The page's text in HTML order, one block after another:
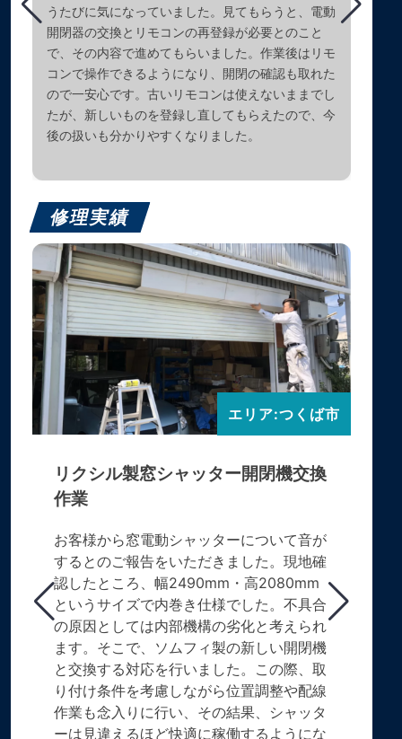
うたびに気になっていました。見てもらうと、電動
開閉器の交換とリモコンの再登録が必要とのこと
で、その内容で進めてもらいました。作業後はリモ
コンで操作できるようになり、開閉の確認も取れた
ので一安心です。古いリモコンは使えないままでし
たが、新しいものを登録し直してもらえたので、今
後の扱いも分かりやすくなりました。
修理実績
エリア:つくば市
リクシル製窓シャッター開閉機交換
作業
お客様から窓電動シャッターについて音が
するとのご報告をいただきました。現地確
認したところ、幅2490mm・高2080mm
というサイズで内巻き仕様でした。不具合
の原因としては内部機構の劣化と考えられ
ます。そこで、ソムフィ製の新しい開閉機
と交換する対応を行いました。この際、取
り付け条件を考慮しながら位置調整や配線
作業も念入りに行い、その結果、シャッタ
ーは見違えるほど快適に稼働するようにな